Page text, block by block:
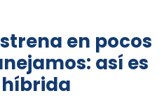
en pocos
así es